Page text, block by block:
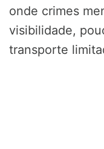
onde crimes
visibilidade,
transporte